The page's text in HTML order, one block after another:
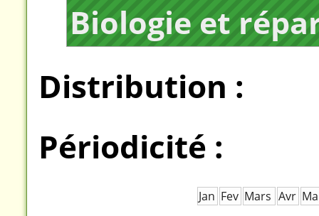
Biologie et
Distribution :
Périodicité :
Jan Fev Mars Avr